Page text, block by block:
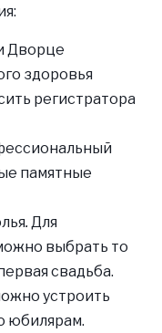
Дворце
здоровья
регистратора
памятные
. Для
выбрать то
свадьба.
устроить
юбилярам.